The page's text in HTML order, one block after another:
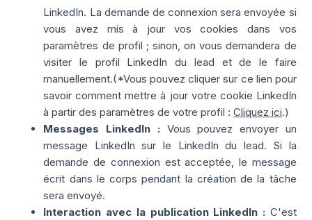
LinkedIn. La demande de connexion sera envoyée si
vous avez mis à jour vos cookies dans vos
paramètres de profil ; sinon, on vous demandera de
visiter le profil LinkedIn du lead et de le faire
manuellement.(*Vous pouvez cliquer sur ce lien pour
savoir comment mettre à jour votre cookie LinkedIn
à partir des paramètres de votre profil :Cliquez ici.)
Messages LinkedIn : Vous pouvez envoyer un
message LinkedIn sur le LinkedIn du lead. Si la
demande de connexion est acceptée, le message
écrit dans le corps pendant la création de la tâche
sera envoyé.
Interaction avec la publication LinkedIn : C'est